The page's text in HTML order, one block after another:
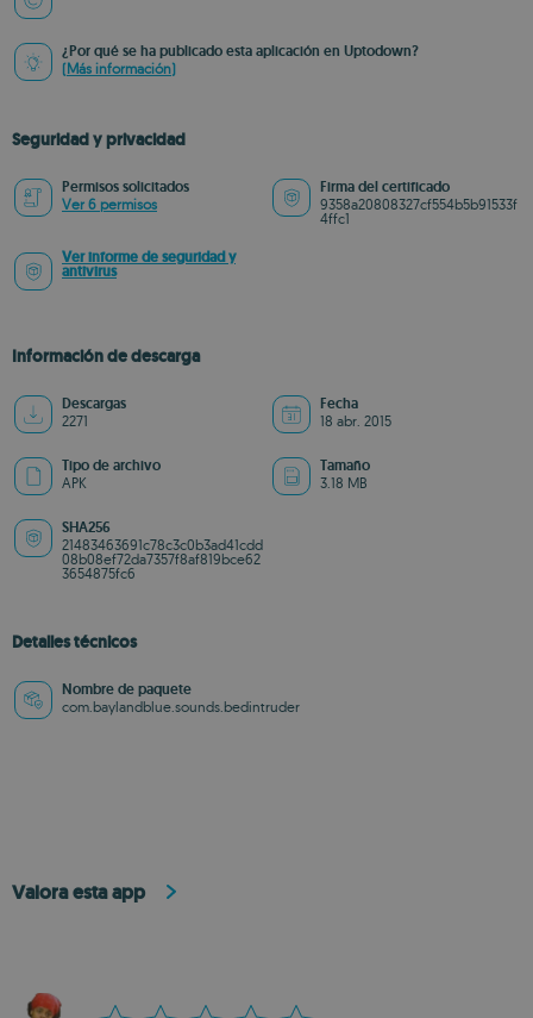
¿Por qué se ha publicado esta aplicación en Uptodown?
(Más información)
Seguridad y privacidad
Permisos solicitados
Ver 6 permisos
Firma del certificado
9358a20808327cf554b5b91533f
4ffc1
Ver informe de seguridad y
antivirus
Información de descarga
Descargas
2271
Fecha
18 abr. 2015
Tipo de archivo
APK
Tamaño
3.18 MB
SHA256
21483463691c78c3c0b3ad41cdd
08b08ef72da7357f8af819bce62
3654875fc6
Detalles técnicos
Nombre de paquete
com.baylandblue.sounds.bedintruder
Valora esta app